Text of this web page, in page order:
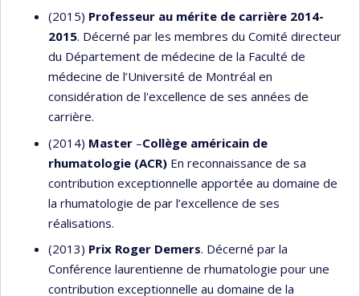
(2015) Professeur au mérite de carrière 2014-
2015. Décerné par les membres du Comité directeur
du Département de médecine de la Faculté de
médecine de l’Université de Montréal en
considération de l'excellence de ses années de
carrière.
(2014) Master –Collège américain de
rhumatologie (ACR) En reconnaissance de sa
contribution exceptionnelle apportée au domaine de
la rhumatologie de par l’excellence de ses
réalisations.
(2013) Prix Roger Demers. Décerné par la
Conférence laurentienne de rhumatologie pour une
contribution exceptionnelle au domaine de la